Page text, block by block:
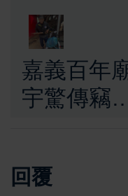
嘉義百年
宇驚傳竊
竟稱「帶回
回覆